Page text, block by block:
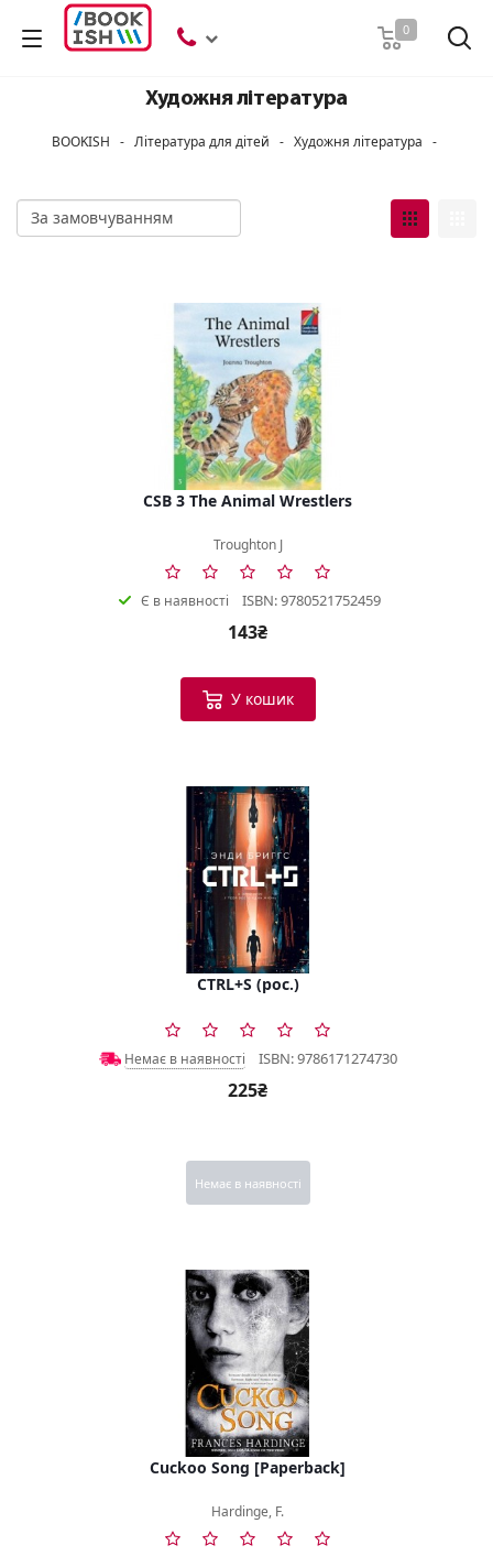
0
Художня література
BOOKISH - Література для дітей - Художня література -
CSB 3 The Animal Wrestlers
Troughton J
Є в наявності ISBN: 9780521752459
143₴
У кошик
CTRL+S (рос.)
Немає в наявності ISBN: 9786171274730
225₴
Немає в наявності
Cuckoo Song [Paperback]
Hardinge, F.